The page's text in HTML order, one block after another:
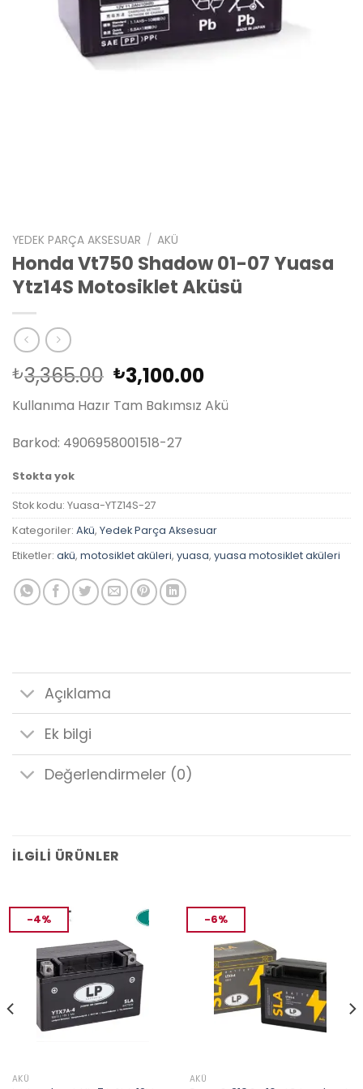
YEDEK PARÇA AKSESUAR / AKÜ
Honda Vt750 Shadow 01-07 Yuasa
Ytz14S Motosiklet Aküsü
₺3,365.00 Orijinal
fiyat:
₺3,365.00.
₺3,100.00Şu
andaki
fiyat:
Kullanıma Hazır Tam Bakımsız Akü
Barkod: 4906958001518-27
Stokta yok
Stok kodu: Yuasa-YTZ14S-27
Kategoriler: Akü, Yedek Parça Aksesuar
Etiketler: akü, motosiklet aküleri, yuasa, yuasa motosiklet aküleri
Açıklama
Ek bilgi
Değerlendirmeler (0)
İLGILI ÜRÜNLER
-4%
AKÜ
-6%
AKÜ